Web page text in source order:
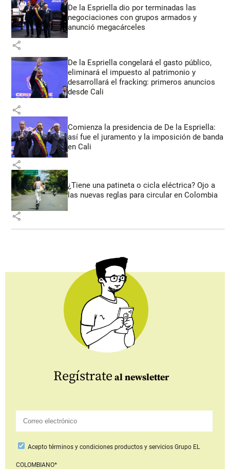
De la Espriella dio por terminadas las
negociaciones con grupos armados y
anunció megacárceles
share
De la Espriella congelará el gasto público,
eliminará el impuesto al patrimonio y
desarrollará el fracking: primeros anuncios
desde Cali
share
Comienza la presidencia de De la Espriella:
así fue el juramento y la imposición de banda
en Cali
share
¿Tiene una patineta o cicla eléctrica? Ojo a
las nuevas reglas para circular en Colombia
share
Regístrate al newsletter
Aceptotérminos y condiciones productos y serviciosGrupo EL
COLOMBIANO*